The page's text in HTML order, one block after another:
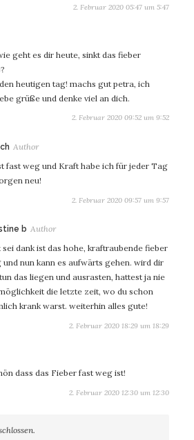
2. Februar 2020 05:47 um 5:47
geht es dir heute, sinkt das fieber
heutigen tag! machs gut petra, ich
grüße und denke viel an dich.
2. Februar 2020 09:52 um 9:52
sagt:
fast weg und Kraft habe ich für jeder Tag
neu!
2. Februar 2020 09:57 um 9:57
b sagt:
dank ist das hohe, kraftraubende fieber
und nun kann es aufwärts gehen. wird dir
das liegen und ausrasten, hattest ja nie
die letzte zeit, wo du schon
krank warst. weiterhin alles gute!
2. Februar 2020 18:29 um 18:29
dass das Fieber fast weg ist!
2. Februar 2020 12:30 um 12:30